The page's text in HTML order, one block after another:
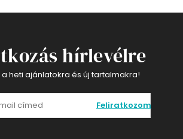
hírlevélre
a heti ajánlatokra és új tartalmakra!
Feliratkozom